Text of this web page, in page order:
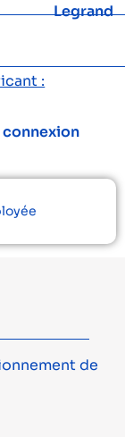
Legrand
:
connexion
de